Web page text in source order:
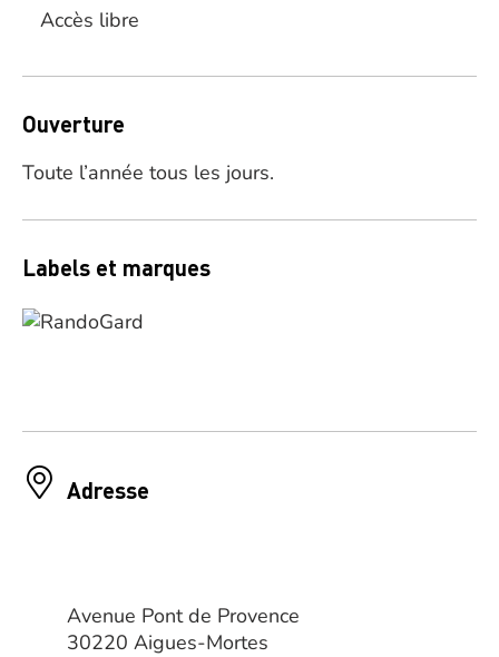
Accès libre
Ouverture
Toute l’année tous les jours.
Labels et marques
Adresse
Avenue Pont de Provence
30220 Aigues-Mortes